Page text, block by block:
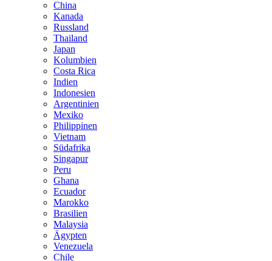
China
Kanada
Russland
Thailand
Japan
Kolumbien
Costa Rica
Indien
Indonesien
Argentinien
Mexiko
Philippinen
Vietnam
Südafrika
Singapur
Peru
Ghana
Ecuador
Marokko
Brasilien
Malaysia
Ägypten
Venezuela
Chile